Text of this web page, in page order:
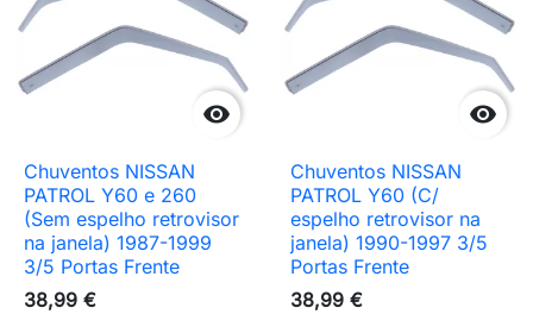

Chuventos NISSAN
PATROL Y60 e 260
(Sem espelho retrovisor
na janela) 1987-1999
3/5 Portas Frente
38,99 €

Chuventos NISSAN
PATROL Y60 (C/
espelho retrovisor na
janela) 1990-1997 3/5
Portas Frente
38,99 €